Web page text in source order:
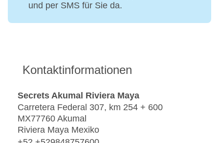
und per SMS für Sie da.
Kontaktinformationen
Secrets Akumal Riviera Maya
Carretera Federal 307, km 254 + 600
MX77760 Akumal
Riviera Maya Mexiko